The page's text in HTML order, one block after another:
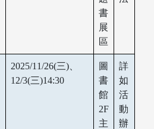
圖書薦購
書
展
區
2025/11/26(三)、
12/3(三)14:30
圖
書
館
2F
主
詳
如
活
動
辦